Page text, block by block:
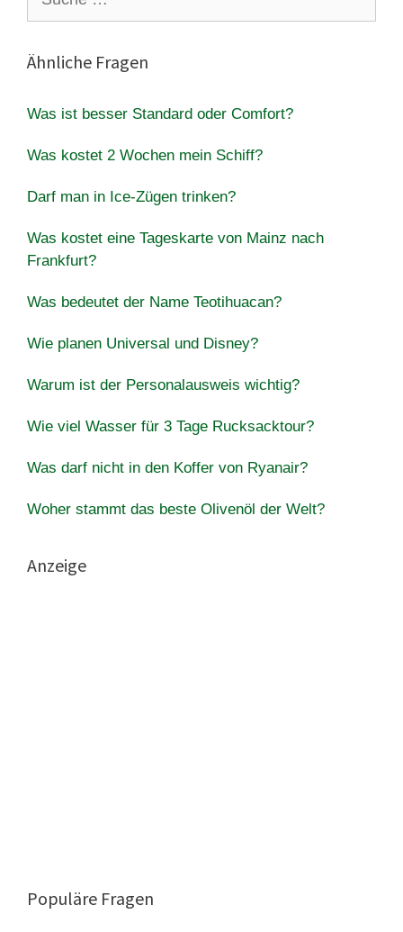
nach:
Ähnliche Fragen
Was ist besser Standard oder Comfort?
Was kostet 2 Wochen mein Schiff?
Darf man in Ice-Zügen trinken?
Was kostet eine Tageskarte von Mainz nach
Frankfurt?
Was bedeutet der Name Teotihuacan?
Wie planen Universal und Disney?
Warum ist der Personalausweis wichtig?
Wie viel Wasser für 3 Tage Rucksacktour?
Was darf nicht in den Koffer von Ryanair?
Woher stammt das beste Olivenöl der Welt?
Anzeige
Populäre Fragen